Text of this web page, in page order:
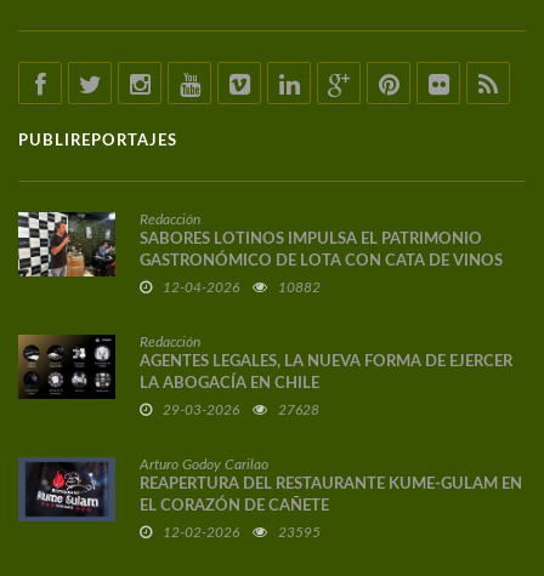
PUBLIREPORTAJES
Redacción
SABORES LOTINOS IMPULSA EL PATRIMONIO
GASTRONÓMICO DE LOTA CON CATA DE VINOS
DE AUTOR
12-04-2026 10882
Redacción
AGENTES LEGALES, LA NUEVA FORMA DE EJERCER
LA ABOGACÍA EN CHILE
29-03-2026 27628
Arturo Godoy Carilao
REAPERTURA DEL RESTAURANTE KUME-GULAM EN
EL CORAZÓN DE CAÑETE
12-02-2026 23595